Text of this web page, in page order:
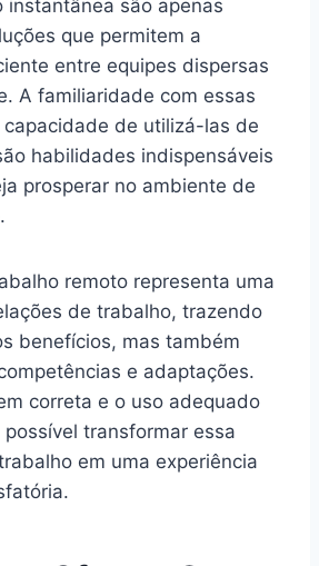
instantânea são apenas
que permitem a
entre equipes dispersas
A familiaridade com essas
de utilizá-las de
habilidades indispensáveis
prosperar no ambiente de
remoto representa uma
de trabalho, trazendo
benefícios, mas também
e adaptações.
correta e o uso adequado
transformar essa
em uma experiência